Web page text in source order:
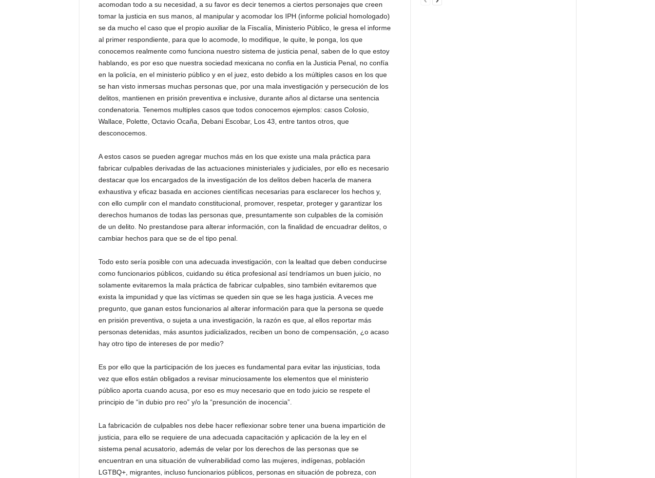
acomodan todo a su necesidad, a su favor es decir tenemos a ciertos personajes que creen
tomar la justicia en sus manos, al manipular y acomodar los IPH (informe policial homologado)
se da mucho el caso que el propio auxiliar de la Fiscalía, Ministerio Público, le gresa el informe
al primer respondiente, para que lo acomode, lo modifique, le quite, le ponga, los que
conocemos realmente como funciona nuestro sistema de justicia penal, saben de lo que estoy
hablando, es por eso que nuestra sociedad mexicana no confia en la Justicia Penal, no confía
en la policía, en el ministerio público y en el juez, esto debido a los múltiples casos en los que
se han visto inmersas muchas personas que, por una mala investigación y persecución de los
delitos, mantienen en prisión preventiva e inclusive, durante años al dictarse una sentencia
condenatoria. Tenemos multiples casos que todos conocemos ejemplos: casos Colosio,
Wallace, Polette, Octavio Ocaña, Debani Escobar, Los 43, entre tantos otros, que
desconocemos.
A estos casos se pueden agregar muchos más en los que existe una mala práctica para
fabricar culpables derivadas de las actuaciones ministeriales y judiciales, por ello es necesario
destacar que los encargados de la investigación de los delitos deben hacerla de manera
exhaustiva y eficaz basada en acciones científicas necesarias para esclarecer los hechos y,
con ello cumplir con el mandato constitucional, promover, respetar, proteger y garantizar los
derechos humanos de todas las personas que, presuntamente son culpables de la comisión
de un delito. No prestandose para alterar información, con la finalidad de encuadrar delitos, o
cambiar hechos para que se de el tipo penal.
Todo esto sería posible con una adecuada investigación, con la lealtad que deben conducirse
como funcionarios públicos, cuidando su ética profesional así tendríamos un buen juicio, no
solamente evitaremos la mala práctica de fabricar culpables, sino también evitaremos que
exista la impunidad y que las víctimas se queden sin que se les haga justicia. A veces me
pregunto, que ganan estos funcionarios al alterar información para que la persona se quede
en prisión preventiva, o sujeta a una investigación, la razón es que, al ellos reportar más
personas detenidas, más asuntos judicializados, reciben un bono de compensación, ¿o acaso
hay otro tipo de intereses de por medio?
Es por ello que la participación de los jueces es fundamental para evitar las injusticias, toda
vez que ellos están obligados a revisar minuciosamente los elementos que el ministerio
público aporta cuando acusa, por eso es muy necesario que en todo juicio se respete el
principio de “in dubio pro reo” y/o la “presunción de inocencia”.
La fabricación de culpables nos debe hacer reflexionar sobre tener una buena impartición de
justicia, para ello se requiere de una adecuada capacitación y aplicación de la ley en el
sistema penal acusatorio, además de velar por los derechos de las personas que se
encuentran en una situación de vulnerabilidad como las mujeres, indígenas, población
LGTBQ+, migrantes, incluso funcionarios públicos, personas en situación de pobreza, con